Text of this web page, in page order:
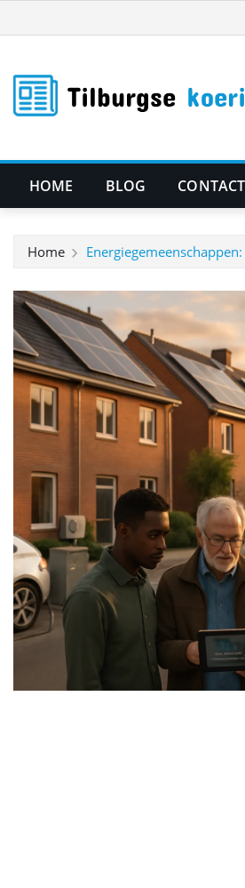
naar
inhoud
HOME BLOG CONTACT
Home